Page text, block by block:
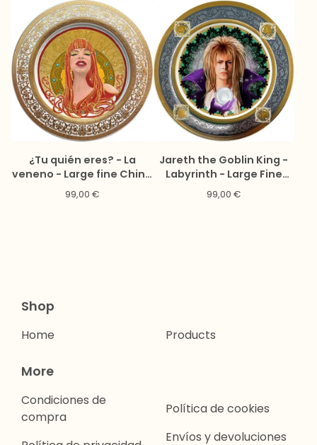
¿Tu quién eres? - La
veneno - Large fine China
Plate - #0745
99,00 €
Jareth the Goblin King -
Labyrinth - Large Fine
China Plate - #0773
99,00 €
Shop
Home Products
More
Condiciones de
compra
Política de cookies
Envíos y devoluciones